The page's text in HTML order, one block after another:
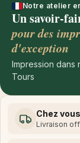
Notre atelier
Un savoir-
pour des
d'exception
Impression dans
Tours
Chez
Livraison